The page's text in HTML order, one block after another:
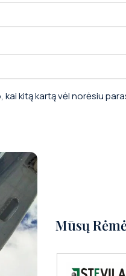
kitą kartą vėl norėsiu
Mūsų